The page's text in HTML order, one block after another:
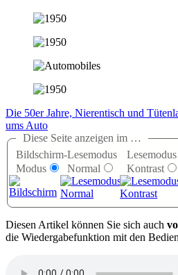
Die 50er Jahre, Nierentisch und
ums Auto
Diese Seite anzeigen im …
Bildschirm-
Modus
Lesemodus
Normal
Lesemodus
Kontrast
Diesen Artikel können Sie sich auch
die Wiedergabefunktion mit den